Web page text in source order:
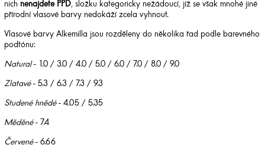
nich nenajdete PPD, složku kategoricky nežádoucí, jíž se však mnohé jiné
přírodní vlasové barvy nedokáží zcela vyhnout.
Vlasové barvy Alkemilla jsou rozděleny do několika řad podle barevného
podtónu:
Natural- 1.0 / 3.0 / 4.0 / 5.0 / 6.0 / 7.0 / 8.0 / 9.0
Zlatavé- 5.3 / 6.3 / 7.3 / 9.3
Studené hnědé- 4.05 / 5.35
Měděné- 7.4
Červené- 6.66